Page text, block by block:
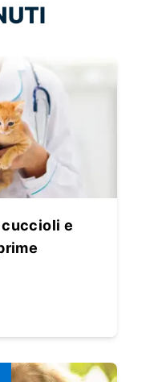
cuccioli e